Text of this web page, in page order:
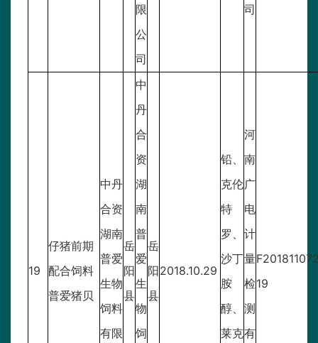
限
公
司
司
19
仔猪前期
配合饲料
普爱猪贝
中丹
合资
湖南
普爱
生物
饲料
有限
岳
阳
县
中
丹
合
资
湖
南
普
爱
生
物
饲
岳
阳
县
2018.10.29
铅、
克伦
特
罗、
沙丁
胺
醇、
莱克
河
南
广
电
计
量
检
测
有
19